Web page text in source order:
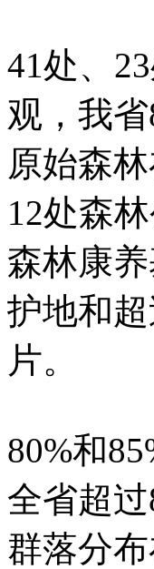
41处、
观，我
原始森
12处森
森林康
护地和
片。
80%和
全省超
群落分